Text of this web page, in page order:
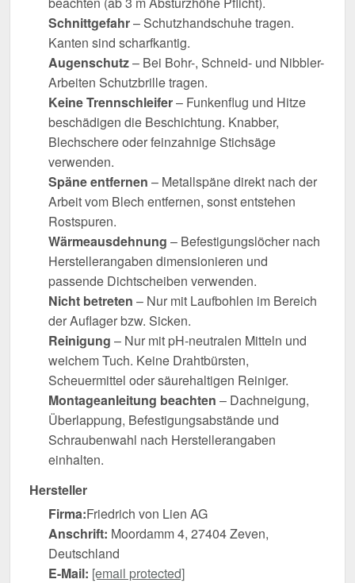
Schnittgefahr– Schutzhandschuhe tragen.
Kanten sind scharfkantig.
Augenschutz– Bei Bohr-, Schneid- und Nibbler-
Arbeiten Schutzbrille tragen.
Keine Trennschleifer– Funkenflug und Hitze
beschädigen die Beschichtung. Knabber,
Blechschere oder feinzahnige Stichsäge
verwenden.
Späne entfernen – Metallspäne direkt nach der
Arbeit vom Blech entfernen, sonst entstehen
Rostspuren.
Wärmeausdehnung – Befestigungslöcher nach
Herstellerangaben dimensionieren und
passende Dichtscheiben verwenden.
Nicht betreten – Nur mit Laufbohlen im Bereich
der Auflager bzw. Sicken.
Reinigung – Nur mit pH-neutralen Mitteln und
weichem Tuch. Keine Drahtbürsten,
Scheuermittel oder säurehaltigen Reiniger.
Montageanleitung beachten – Dachneigung,
Überlappung, Befestigungsabstände und
Schraubenwahl nach Herstellerangaben
einhalten.
Hersteller
Firma:Friedrich von Lien AG
Anschrift: Moordamm 4, 27404 Zeven,
Deutschland
E-Mail: [email protected]